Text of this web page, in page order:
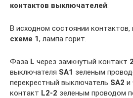
контактов выключателей:
В исходном состоянии
схеме 1, лампа горит.
Фаза L через замкнутый контакт
выключателя SA1 зеленым
перекрестный выключатель SA2 и
контакт L2-2 зеленым проводом